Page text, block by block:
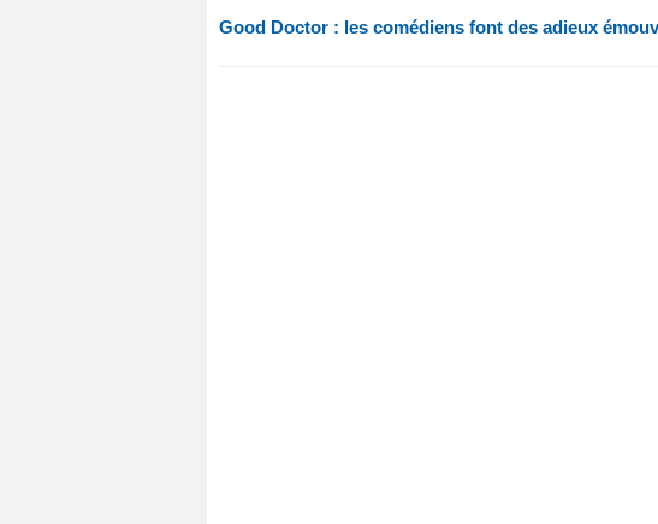
Good Doctor : les comédiens font des adieux